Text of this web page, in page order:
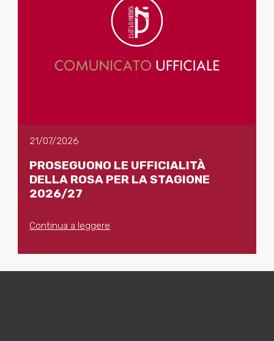
21/07/2026
PROSEGUONO LE UFFICIALITÀ
DELLA ROSA PER LA STAGIONE
2026/27
Continua a leggere